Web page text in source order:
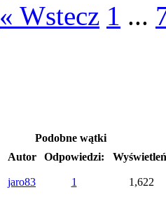
« Wstecz 1 ...
Podobne wątki
Autor Odpowiedzi:
jaro83 1 1,622